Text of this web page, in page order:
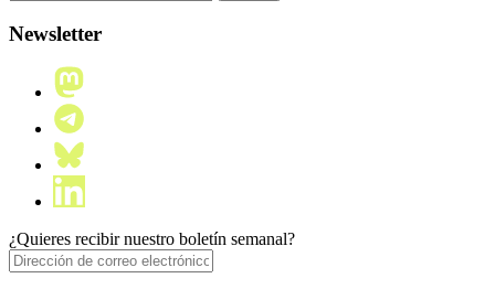
Newsletter
¿Quieres recibir nuestro boletín semanal?